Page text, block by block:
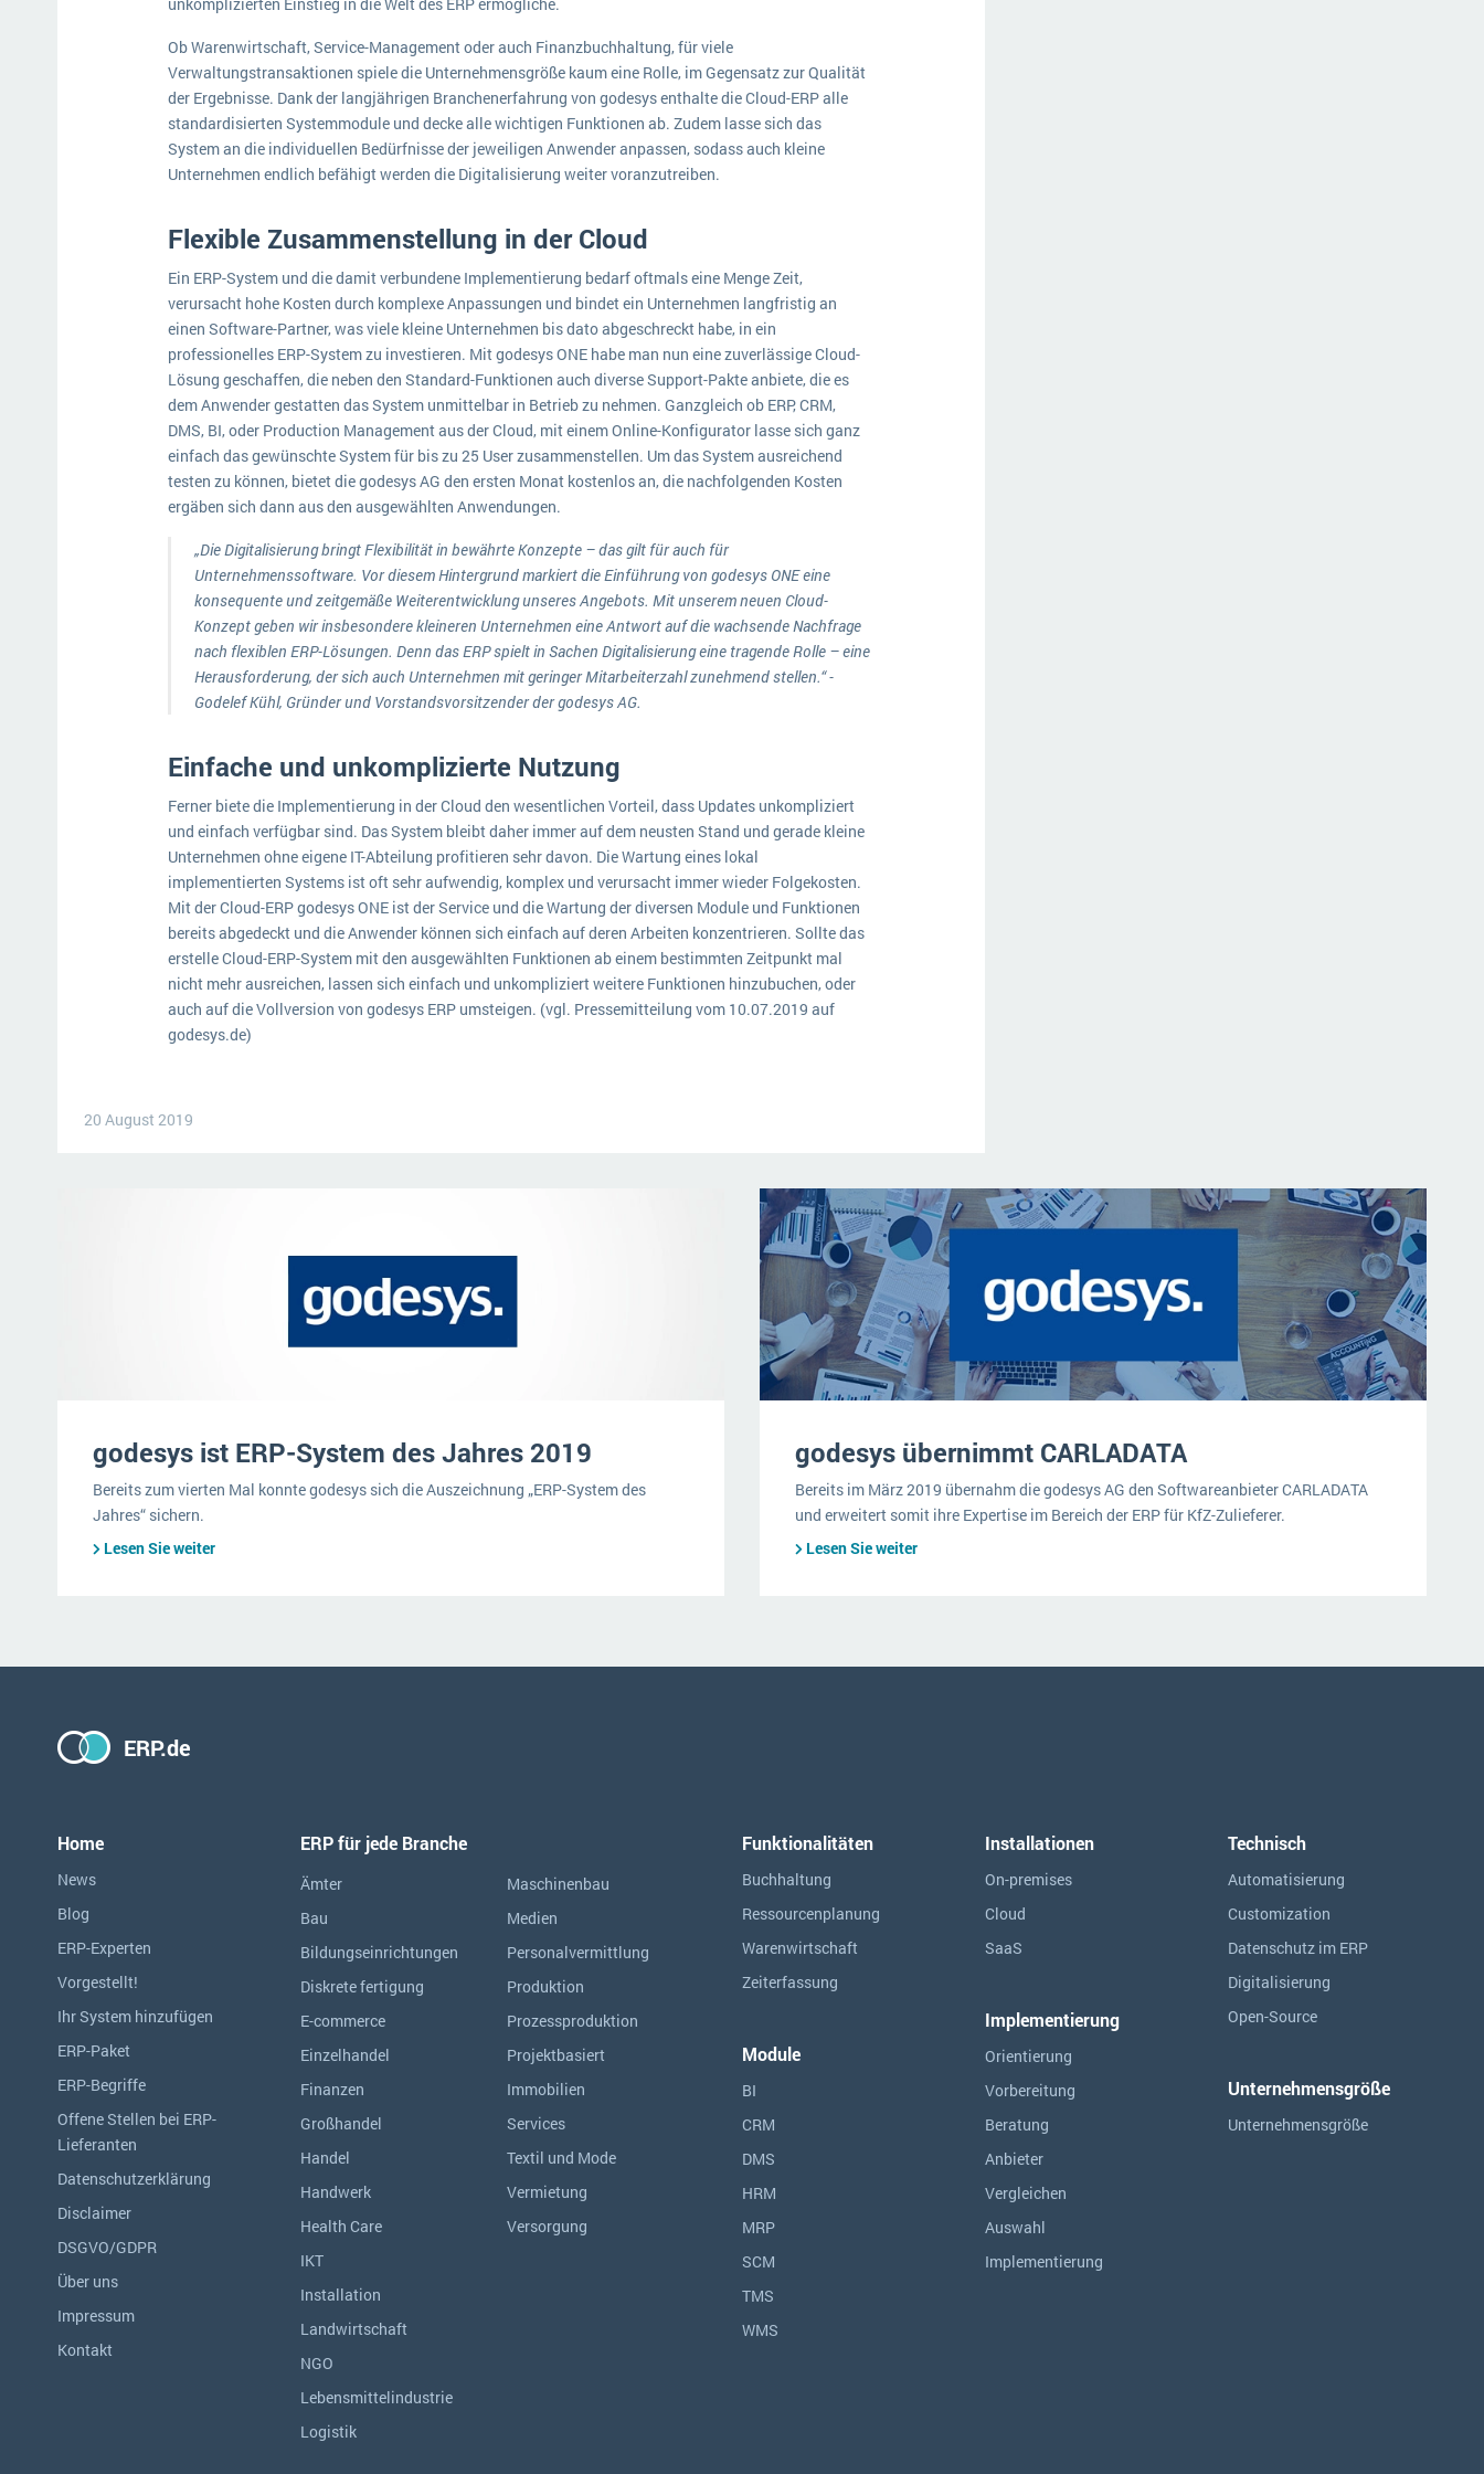
Ob Warenwirtschaft, Service-Management oder auch Finanzbuchhaltung, für viele
Verwaltungstransaktionen spiele die Unternehmensgröße kaum eine Rolle, im Gegensatz zur Qualität
der Ergebnisse. Dank der langjährigen Branchenerfahrung von godesys enthalte die Cloud-ERP alle
standardisierten Systemmodule und decke alle wichtigen Funktionen ab. Zudem lasse sich das
System an die individuellen Bedürfnisse der jeweiligen Anwender anpassen, sodass auch kleine
Unternehmen endlich befähigt werden die Digitalisierung weiter voranzutreiben.
Flexible Zusammenstellung in der Cloud
Ein ERP-System und die damit verbundene Implementierung bedarf oftmals eine Menge Zeit,
verursacht hohe Kosten durch komplexe Anpassungen und bindet ein Unternehmen langfristig an
einen Software-Partner, was viele kleine Unternehmen bis dato abgeschreckt habe, in ein
professionelles ERP-System zu investieren. Mit godesys ONE habe man nun eine zuverlässige Cloud-
Lösung geschaffen, die neben den Standard-Funktionen auch diverse Support-Pakte anbiete, die es
dem Anwender gestatten das System unmittelbar in Betrieb zu nehmen. Ganzgleich ob ERP, CRM,
DMS, BI, oder Production Management aus der Cloud, mit einem Online-Konfigurator lasse sich ganz
einfach das gewünschte System für bis zu 25 User zusammenstellen. Um das System ausreichend
testen zu können, bietet die godesys AG den ersten Monat kostenlos an, die nachfolgenden Kosten
ergäben sich dann aus den ausgewählten Anwendungen.
„Die Digitalisierung bringt Flexibilität in bewährte Konzepte – das gilt für auch für
Unternehmenssoftware. Vor diesem Hintergrund markiert die Einführung von godesys ONE eine
konsequente und zeitgemäße Weiterentwicklung unseres Angebots. Mit unserem neuen Cloud-
Konzept geben wir insbesondere kleineren Unternehmen eine Antwort auf die wachsende Nachfrage
nach flexiblen ERP-Lösungen. Denn das ERP spielt in Sachen Digitalisierung eine tragende Rolle – eine
Herausforderung, der sich auch Unternehmen mit geringer Mitarbeiterzahl zunehmend stellen.“ -
Godelef Kühl, Gründer und Vorstandsvorsitzender der godesys AG.
Einfache und unkomplizierte Nutzung
Ferner biete die Implementierung in der Cloud den wesentlichen Vorteil, dass Updates unkompliziert
und einfach verfügbar sind. Das System bleibt daher immer auf dem neusten Stand und gerade kleine
Unternehmen ohne eigene IT-Abteilung profitieren sehr davon. Die Wartung eines lokal
implementierten Systems ist oft sehr aufwendig, komplex und verursacht immer wieder Folgekosten.
Mit der Cloud-ERP godesys ONE ist der Service und die Wartung der diversen Module und Funktionen
bereits abgedeckt und die Anwender können sich einfach auf deren Arbeiten konzentrieren. Sollte das
erstelle Cloud-ERP-System mit den ausgewählten Funktionen ab einem bestimmten Zeitpunkt mal
nicht mehr ausreichen, lassen sich einfach und unkompliziert weitere Funktionen hinzubuchen, oder
auch auf die Vollversion von godesys ERP umsteigen. (vgl. Pressemitteilung vom 10.07.2019 auf
godesys.de)
20 August 2019
godesys ist ERP-System des Jahres 2019
Bereits zum vierten Mal konnte godesys sich die Auszeichnung „ERP-System des
Jahres“ sichern.
Lesen Sie weiter
godesys übernimmt CARLADATA
Bereits im März 2019 übernahm die godesys AG den Softwareanbieter CARLADATA
und erweitert somit ihre Expertise im Bereich der ERP für KfZ-Zulieferer.
Lesen Sie weiter
ERP.de
Home
News
Blog
ERP-Experten
Vorgestellt!
Ihr System hinzufügen
ERP-Paket
ERP-Begriffe
Offene Stellen bei ERP-
Lieferanten
Datenschutzerklärung
Disclaimer
DSGVO/GDPR
Über uns
Impressum
Kontakt
ERP für jede Branche
Ämter
Bau
Bildungseinrichtungen
Diskrete fertigung
E-commerce
Einzelhandel
Finanzen
Großhandel
Handel
Handwerk
Health Care
IKT
Installation
Landwirtschaft
NGO
Lebensmittelindustrie
Logistik
Maschinenbau
Medien
Personalvermittlung
Produktion
Prozessproduktion
Projektbasiert
Immobilien
Services
Textil und Mode
Vermietung
Versorgung
Funktionalitäten
Buchhaltung
Ressourcen­planung
Warenwirtschaft
Zeiterfassung
Module
BI
CRM
DMS
HRM
MRP
SCM
TMS
WMS
Installationen
On-premises
Cloud
SaaS
Implementierung
Orientierung
Vorbereitung
Beratung
Anbieter
Vergleichen
Auswahl
Implementierung
Technisch
Automatisierung
Customization
Datenschutz im ERP
Digitalisierung
Open-Source
Unternehmensgröße
Unternehmensgröße